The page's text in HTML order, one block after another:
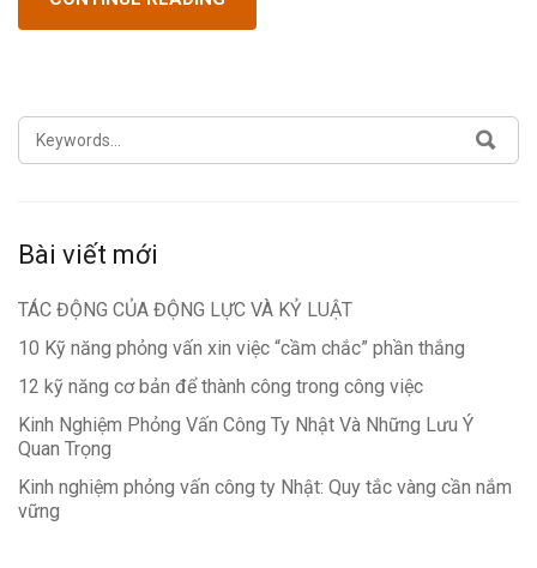
SEARCH
FOR:
Bài viết mới
TÁC ĐỘNG CỦA ĐỘNG LỰC VÀ KỶ LUẬT
10 Kỹ năng phỏng vấn xin việc “cầm chắc” phần thắng
12 kỹ năng cơ bản để thành công trong công việc
Kinh Nghiệm Phỏng Vấn Công Ty Nhật Và Những Lưu Ý
Quan Trọng
Kinh nghiệm phỏng vấn công ty Nhật: Quy tắc vàng cần nắm
vững